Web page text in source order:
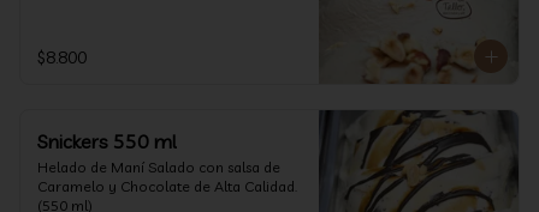
$8.800
Snickers 550 ml
Helado de Maní Salado con salsa de
Caramelo y Chocolate de Alta Calidad.
(550 ml)